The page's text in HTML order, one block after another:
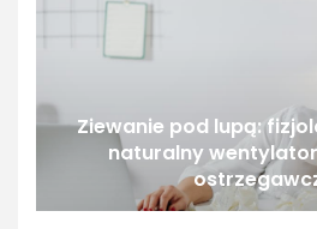
Ziewanie pod lupą:
naturalny